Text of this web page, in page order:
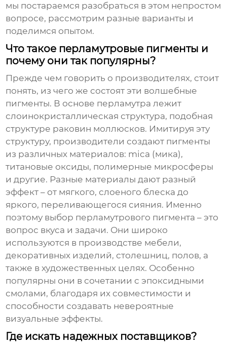
мы постараемся разобраться в этом непростом
вопросе, рассмотрим разные варианты и
поделимся опытом.
Что такое перламутровые пигменты и
почему они так популярны?
Прежде чем говорить о производителях, стоит
понять, из чего же состоят эти волшебные
пигменты. В основе перламутра лежит
слоинокристаллическая структура, подобная
структуре раковин моллюсков. Имитируя эту
структуру, производители создают пигменты
из различных материалов: mica (мика),
титановые оксиды, полимерные микросферы
и другие. Разные материалы дают разный
эффект – от мягкого, слоеного блеска до
яркого, переливающегося сияния. Именно
поэтому выбор перламутрового пигмента – это
вопрос вкуса и задачи. Они широко
используются в производстве мебели,
декоративных изделий, столешниц, полов, а
также в художественных целях. Особенно
популярны они в сочетании с эпоксидными
смолами, благодаря их совместимости и
способности создавать невероятные
визуальные эффекты.
Где искать надежных поставщиков?